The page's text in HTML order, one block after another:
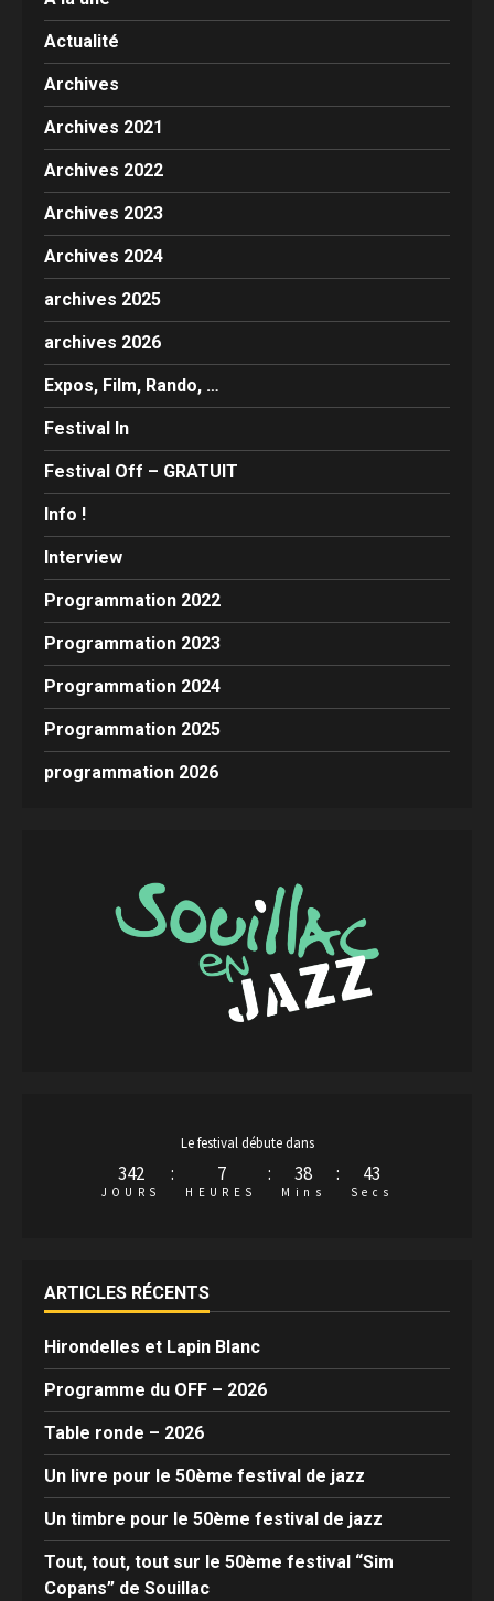
Actualité
Archives
Archives 2021
Archives 2022
Archives 2023
Archives 2024
archives 2025
archives 2026
Expos, Film, Rando, …
Festival In
Festival Off – GRATUIT
Info !
Interview
Programmation 2022
Programmation 2023
Programmation 2024
Programmation 2025
programmation 2026
Le festival débute dans
342
JOURS
: 7
HEURES
: 38
Mins
: 42
Secs
ARTICLES RÉCENTS
Hirondelles et Lapin Blanc
Programme du OFF – 2026
Table ronde – 2026
Un livre pour le 50ème festival de jazz
Un timbre pour le 50ème festival de jazz
Tout, tout, tout sur le 50ème festival “Sim
Copans” de Souillac